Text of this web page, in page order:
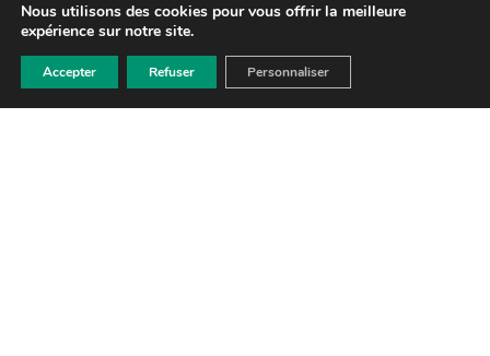
Nous utilisons des cookies pour vous offrir la meilleure
expérience sur notre site.
Accepter Refuser Personnaliser